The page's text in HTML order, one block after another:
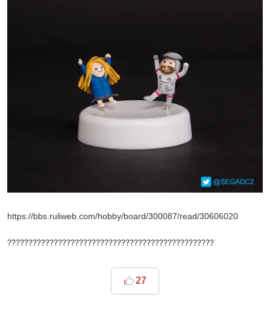
https://bbs.ruliweb.com/hobby/board/300087/read/30606020
?????????????????????????????????????????????????
27